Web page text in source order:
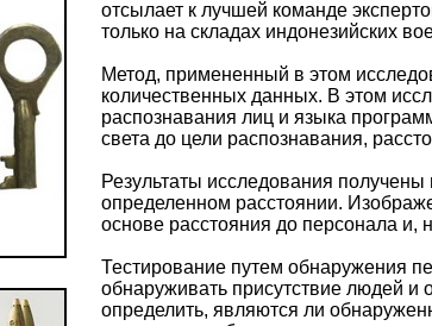
отсылает к лучшей команде
только на складах индонезийских
Метод, примененный в этом
количественных данных. В этом
распознавания лиц и языка
света до цели распознавания,
Результаты исследования
определенном расстоянии.
основе расстояния до персонала и,
Тестирование путем обнаружения
обнаруживать присутствие людей
определить, являются ли